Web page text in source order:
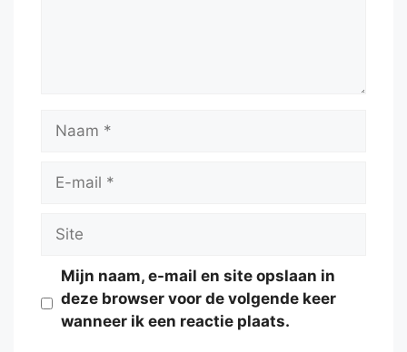
Naam
Site
Mijn naam, e-mail en site opslaan in
deze browser voor de volgende keer
wanneer ik een reactie plaats.